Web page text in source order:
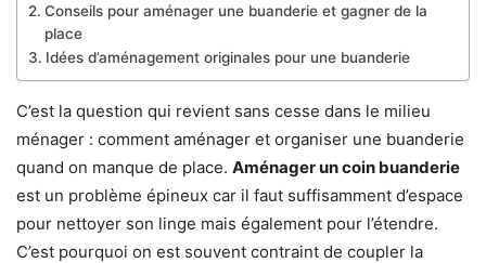
Conseils pour aménager une buanderie et gagner de la
place
Idées d’aménagement originales pour une buanderie
C’est la question qui revient sans cesse dans le milieu
ménager : comment aménager et organiser une buanderie
quand on manque de place. Aménager un coin buanderie
est un problème épineux car il faut suffisamment d’espace
pour nettoyer son linge mais également pour l’étendre.
C’est pourquoi on est souvent contraint de coupler la